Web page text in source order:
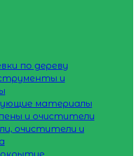
по дереву
и
материалы
и очистители
очистители и